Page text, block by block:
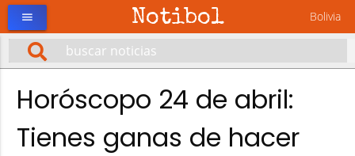
Notibol Bolivia
menu
Horóscopo 24 de abril:
Tienes ganas de hacer